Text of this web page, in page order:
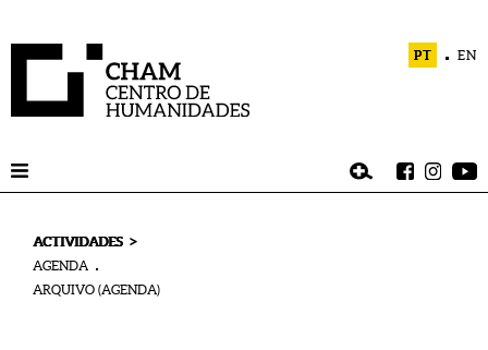
PT EN
ACTIVIDADES >
AGENDA
ARQUIVO (AGENDA)